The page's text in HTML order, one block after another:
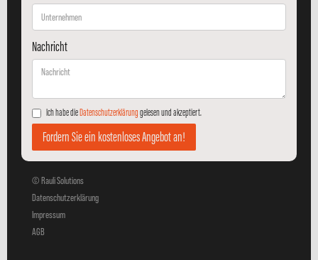
Nachricht
Ich habe dieDatenschutzerklärunggelesen und akzeptiert.
© Rauli Solutions
Datenschutzerklärung
Impressum
AGB